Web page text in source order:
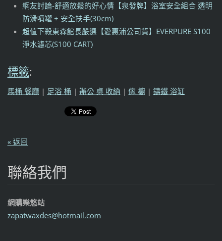
網友討論-舒適放鬆的好心情【泉發牌】浴室安全組合 透明
防滑噴罐 + 安全扶手(30cm)
超值下殺東森館長嚴選【愛惠浦公司貨】EVERPURE S100
淨水濾芯(S100 CART)
標籤:
馬桶 餐廳 | 足浴 桶 | 辦公 桌 收納 | 傢 櫥 | 鑄鐵 浴缸
« 返回
聯絡我們
網購樂悠站
zapatwaxdes@hotmail.com